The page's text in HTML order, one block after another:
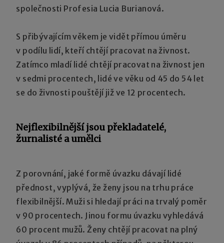
společnosti Profesia Lucia Burianová.
S přibývajícím věkem je vidět přímou úměru
v podílu lidí, kteří chtějí pracovat na živnost.
Zatímco mladí lidé chtějí pracovat na živnost jen
v sedmi procentech, lidé ve věku od 45 do 54 let
se do živnosti pouštějí již ve 12 procentech.
Nejflexibilnější jsou překladatelé,
žurnalisté a umělci
Z porovnání, jaké formě úvazku dávají lidé
přednost, vyplývá, že ženy jsou na trhu práce
flexibilnější. Muži si hledají práci na trvalý poměr
v 90 procentech. Jinou formu úvazku vyhledává
60 procent mužů. Ženy chtějí pracovat na plný